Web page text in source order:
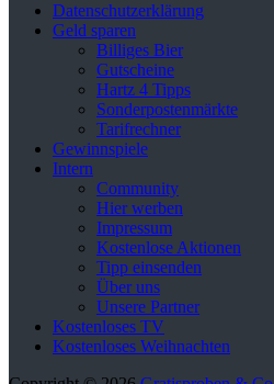
Datenschutzerklärung
Geld sparen
Billiges Bier
Gutscheine
Hartz 4 Tipps
Sonderpostenmärkte
Tarifrechner
Gewinnspiele
Intern
Community
Hier werben
Impressum
Kostenlose Aktionen
Tipp einsenden
Über uns
Unsere Partner
Kostenloses TV
Kostenloses Weihnachten